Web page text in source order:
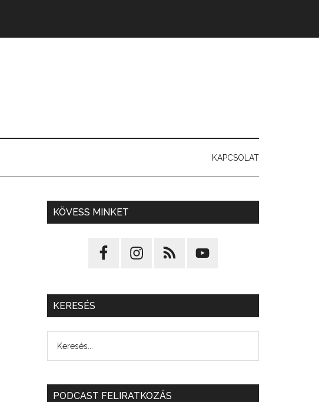
KAPCSOLAT
KÖVESS MINKET
KERESÉS
PODCAST FELIRATKOZÁS